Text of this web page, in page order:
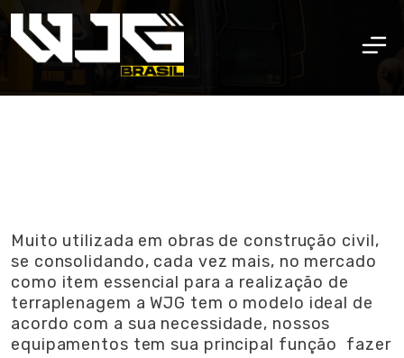
Muito utilizada em obras de construção civil,
se consolidando, cada vez mais, no mercado
como item essencial para a realização de
terraplenagem a WJG tem o modelo ideal de
acordo com a sua necessidade, nossos
equipamentos tem sua principal função fazer